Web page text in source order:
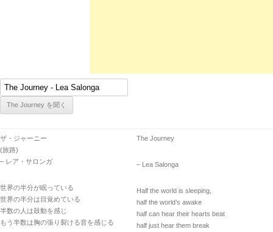
ザ・ジャーニー
(旅路)
– レア・サロンガ
世界の半分が眠っている
世界の半分は目覚めている
半数の人は鼓動を感じ
もう半数は胸の張り裂ける音を感じる
The Journey
– Lea Salonga
Half the world is sleeping,
half the world’s awake
half can hear their hearts beat
half just hear them break